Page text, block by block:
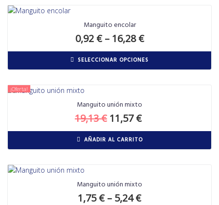
Manguito encolar
0,92 €– 16,28€
SELECCIONAR OPCIONES
¡Oferta!
Manguito unión mixto
19,13€ 11,57€
AÑADIR AL CARRITO
Manguito unión mixto
1,75€– 5,24€